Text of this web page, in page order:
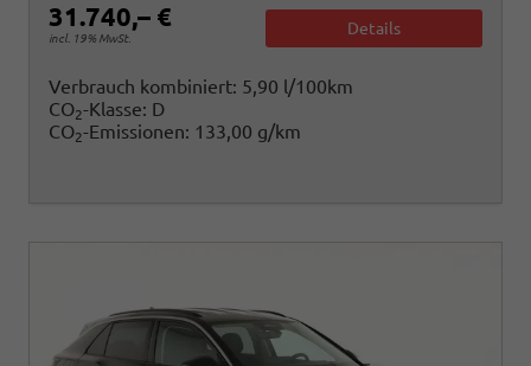
31.740,– €
incl. 19% MwSt.
Details
Verbrauch kombiniert: 5,90 l/100km
CO2-Klasse: D
CO2-Emissionen: 133,00 g/km